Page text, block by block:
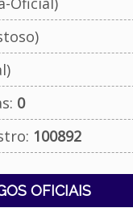
0
100892
OFICIAIS